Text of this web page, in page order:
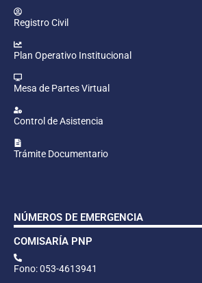
Registro Civil
Plan Operativo Institucional
Mesa de Partes Virtual
Control de Asistencia
Trámite Documentario
NÚMEROS DE EMERGENCIA
COMISARÍA PNP
Fono: 053-4613941